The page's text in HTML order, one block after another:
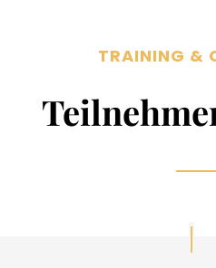
TRAINING &